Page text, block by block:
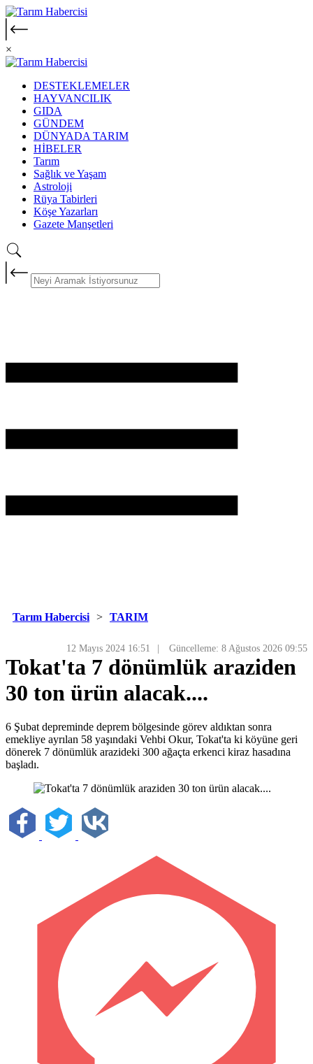
×
DESTEKLEMELER
HAYVANCILIK
GIDA
GÜNDEM
DÜNYADA TARIM
HİBELER
Tarım
Sağlık ve Yaşam
Astroloji
Rüya Tabirleri
Köşe Yazarları
Gazete Manşetleri
Tarım Habercisi TARIM
12 Mayıs 2024 16:51 Güncelleme: 8 Ağustos 2026 09:55
Tokat'ta 7 dönümlük araziden
30 ton ürün alacak....
6 Şubat depreminde deprem bölgesinde görev aldıktan sonra
emekliye ayrılan 58 yaşındaki Vehbi Okur, Tokat'ta ki köyüne geri
dönerek 7 dönümlük arazideki 300 ağaçta erkenci kiraz hasadına
başladı.